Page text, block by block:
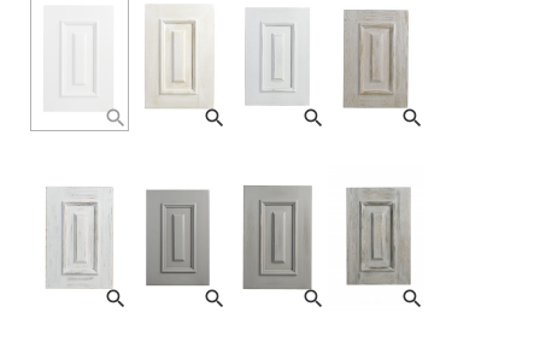
search search search search
search search search search